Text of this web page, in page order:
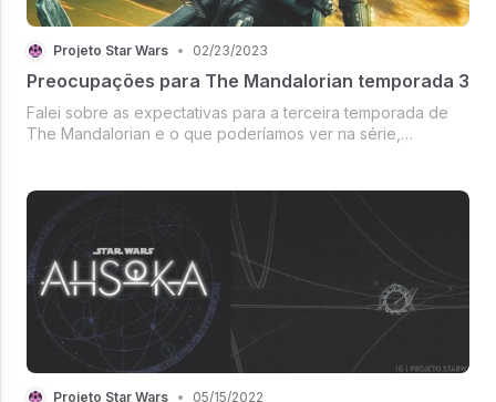
Projeto Star Wars • 02/23/2023
Preocupações para The Mandalorian temporada 3
Falei sobre as expectativas para a terceira temporada de
The Mandalorian e o que poderíamos ver na série,
quanto rupturas em históri...
Projeto Star Wars • 05/15/2022